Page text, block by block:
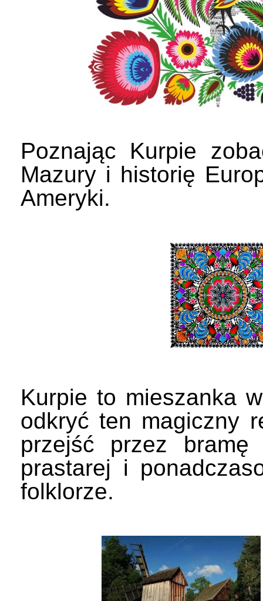
Poznając Kurpie
Mazury i historię
Ameryki.
Kurpie to mieszanka
odkryć ten magiczny
przejść przez
prastarej i
folklorze.